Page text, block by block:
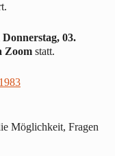
Donnerstag, 03.
Zoom statt.
Möglichkeit, Fragen